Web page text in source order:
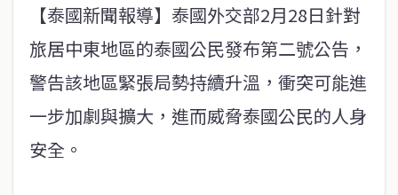
【泰國新聞報導】泰國外交部2月28日針對
旅居中東地區的泰國公民發布第二號公告，
警告該地區緊張局勢持續升溫，衝突可能進
一步加劇與擴大，進而威脅泰國公民的人身
安全。